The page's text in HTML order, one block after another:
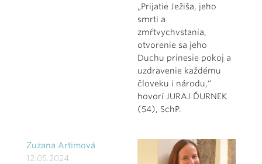
„Prijatie Ježiša, jeho
smrti a
zmŕtvychvstania,
otvorenie sa jeho
Duchu prinesie pokoj a
uzdravenie každému
človeku i národu,“
hovorí JURAJ ĎURNEK
(54), SchP.
Zuzana Artimová
12.05.2024